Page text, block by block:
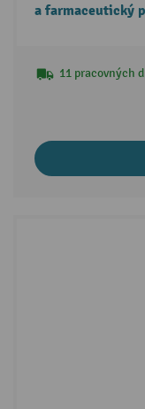
a farmaceutický
11 pracovných